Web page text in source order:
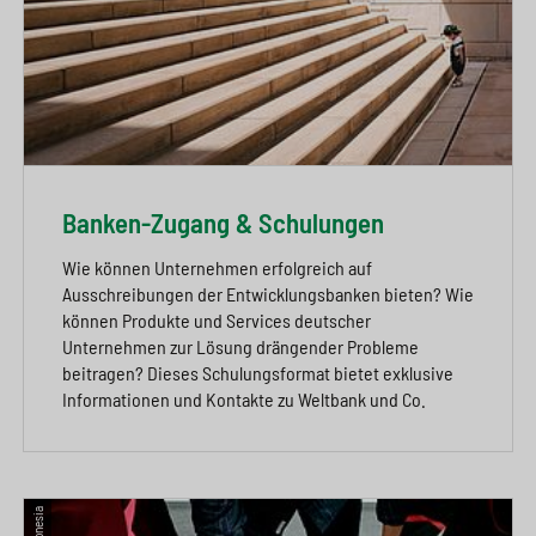
Banken-Zugang & Schulungen
Wie können Unternehmen erfolgreich auf
Ausschreibungen der Entwicklungsbanken bieten? Wie
können Produkte und Services deutscher
Unternehmen zur Lösung drängender Probleme
beitragen? Dieses Schulungsformat bietet exklusive
Informationen und Kontakte zu Weltbank und Co.